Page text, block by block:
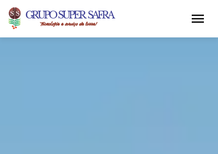
GRUPO SUPER SAFRA
Tecnologia a serviço da terra!